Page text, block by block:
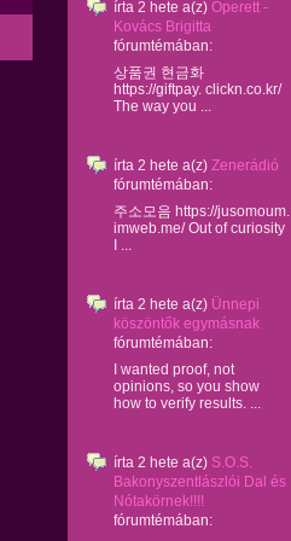
írta 2 hete a(z) Operett -
Kovács Brigitta
fórumtémában:
상품권 현금화
https://giftpay. clickn.co.kr/
The way you ...
írta 2 hete a(z) Zenerádió
fórumtémában:
주소모음 https://jusomoum.
imweb.me/ Out of curiosity
I ...
írta 2 hete a(z) Ünnepi
köszöntők egymásnak
fórumtémában:
I wanted proof, not
opinions, so you show
how to verify results. ...
írta 2 hete a(z) S.O.S.
Bakonyszentlászlói Dal és
Nótakörnek!!!!
fórumtémában: